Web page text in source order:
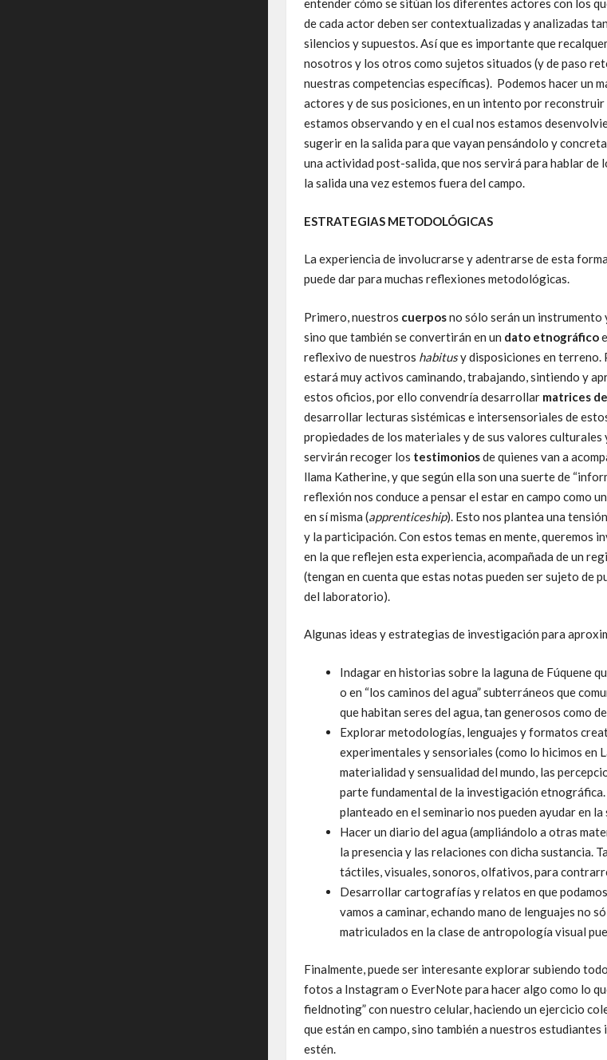
entender cómo se sitúan los diferentes actores con los
de cada actor deben ser contextualizadas y analizadas
silencios y supuestos. Así que es importante que
nosotros y los otros como sujetos situados (y de paso
nuestras competencias específicas). Podemos hacer un
actores y de sus posiciones, en un intento por
estamos observando y en el cual nos estamos
sugerir en la salida para que vayan pensándolo y
una actividad post-salida, que nos servirá para hablar de
la salida una vez estemos fuera del campo.
ESTRATEGIAS METODOLÓGICAS
La experiencia de involucrarse y adentrarse de esta
puede dar para muchas reflexiones metodológicas.
Primero, nuestros cuerposno sólo serán un instrumento
sino que también se convertirán en un dato etnográfico
reflexivo de nuestros habitusy disposiciones en terreno.
estará muy activos caminando, trabajando, sintiendo y
estos oficios, por ello convendría desarrollar matrices
desarrollar lecturas sistémicas e intersensoriales de
propiedades de los materiales y de sus valores
servirán recoger los testimoniosde quienes van a
llama Katherine, y que según ella son una suerte de
reflexión nos conduce a pensar el estar en campo como
en sí misma (apprenticeship). Esto nos plantea una
y la participación. Con estos temas en mente, queremos
en la que reflejen esta experiencia, acompañada de un
(tengan en cuenta que estas notas pueden ser sujeto de
del laboratorio).
Algunas ideas y estrategias de investigación para
Indagar en historias sobre la laguna de Fúquene
o en “los caminos del agua” subterráneos que
que habitan seres del agua, tan generosos como
Explorar metodologías, lenguajes y formatos
experimentales y sensoriales (como lo hicimos en
materialidad y sensualidad del mundo, las
parte fundamental de la investigación
planteado en el seminario nos pueden ayudar en la
Hacer un diario del agua (ampliándolo a otras
la presencia y las relaciones con dicha sustancia.
táctiles, visuales, sonoros, olfativos, para
Desarrollar cartografías y relatos en que
vamos a caminar, echando mano de lenguajes no
matriculados en la clase de antropología visual
Finalmente, puede ser interesante explorar subiendo
fotos a Instagram o EverNote para hacer algo como lo
fieldnoting” con nuestro celular, haciendo un ejercicio
que están en campo, sino también a nuestros
estén.